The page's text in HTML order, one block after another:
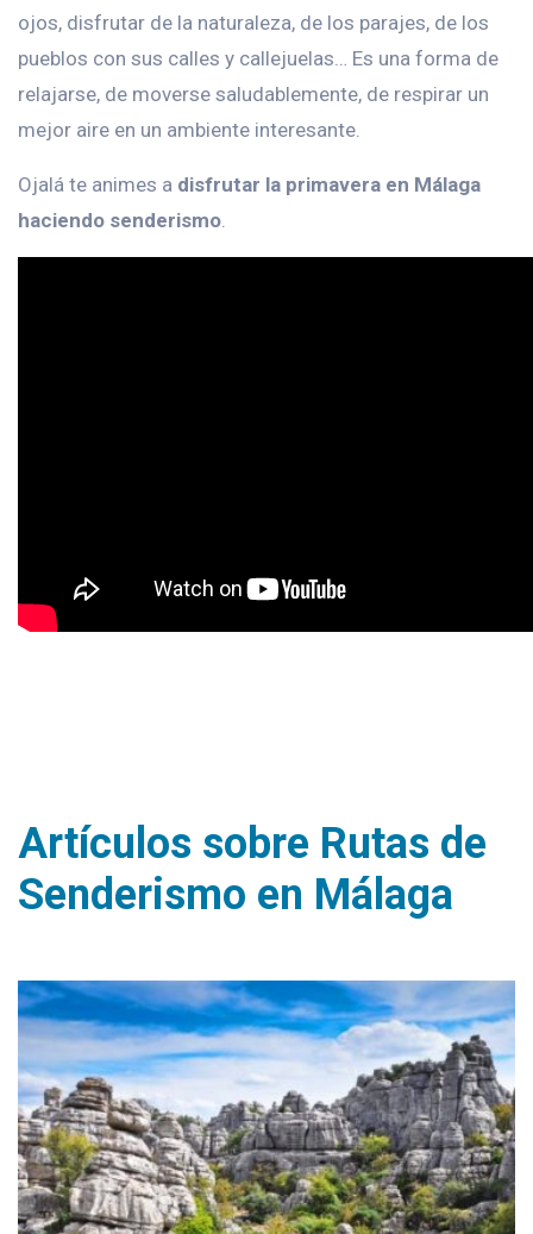
ojos, disfrutar de la naturaleza, de los parajes, de los
pueblos con sus calles y callejuelas… Es una forma de
relajarse, de moverse saludablemente, de respirar un
mejor aire en un ambiente interesante.
Ojalá te animes a disfrutar la primavera en Málaga
haciendo senderismo
Artículos sobre Rutas de
Senderismo en Málaga